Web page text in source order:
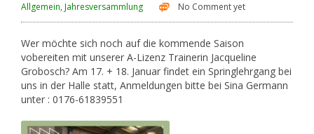
Allgemein, Jahresversammlung No Comment yet
Wer möchte sich noch auf die kommende Saison
vobereiten mit unserer A-Lizenz Trainerin Jacqueline
Grobosch? Am 17. + 18. Januar findet ein Springlehrgang bei
uns in der Halle statt, Anmeldungen bitte bei Sina Germann
unter : 0176-61839551